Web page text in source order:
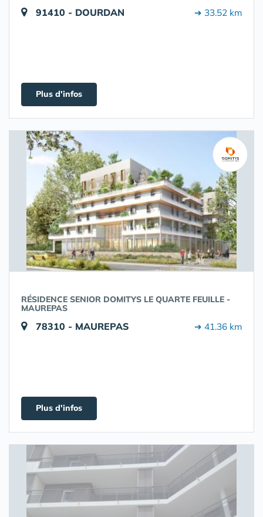
91410 - DOURDAN ➔ 33.52 km
Plus d'infos
RÉSIDENCE SENIOR DOMITYS LE QUARTE FEUILLE -
MAUREPAS
78310 - MAUREPAS ➔ 41.36 km
Plus d'infos